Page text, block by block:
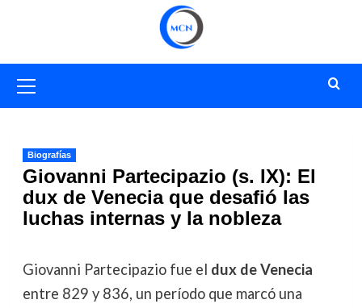
primario
Biografías
Giovanni Partecipazio (s. IX): El
dux de Venecia que desafió las
luchas internas y la nobleza
Giovanni Partecipazio fue el dux de Venecia
entre 829 y 836, un período que marcó una